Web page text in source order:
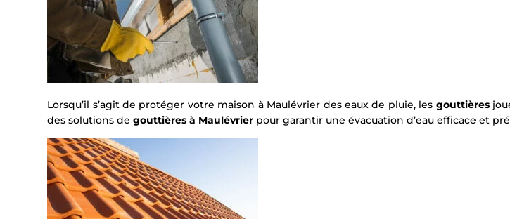
Lorsqu’il s’agit de protéger votre maison à Maulévrier des eaux de pluie, les gouttières
des solutions degouttières à Maulévrier pour garantir une évacuation d’eau efficace et